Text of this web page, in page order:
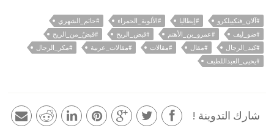
#آلان_فنكييلكرو #إيطاليا #الألوية_الحمراء
#حاتم_الشهري
#ضو_ليف
#عمرو_بن_الأهتم #قبض_الريح
#قبضٌ_من_الريح
#كيد_الرجال
#مقال #مقالات #مقالات_عربية
#مكر_الرجال
#يحيى_العبداللطيف
شارك التدوينة !